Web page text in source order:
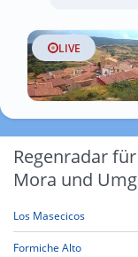
LIVE
Regenradar
Mora und
Los Masecicos
Formiche Alto